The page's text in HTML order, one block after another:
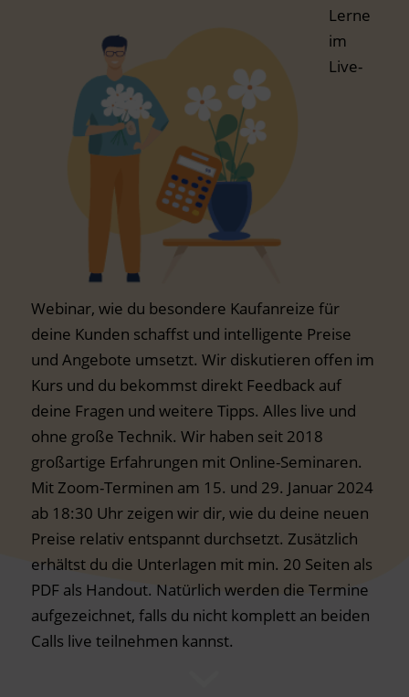
Lerne
im
Live-
Webinar, wie du besondere Kaufanreize für
deine Kunden schaffst und intelligente Preise
und Angebote umsetzt. Wir diskutieren offen im
Kurs und du bekommst direkt Feedback auf
deine Fragen und weitere Tipps. Alles live und
ohne große Technik. Wir haben seit 2018
großartige Erfahrungen mit Online-Seminaren.
Mit Zoom-Terminen am 15. und 29. Januar 2024
ab 18:30 Uhr zeigen wir dir, wie du deine neuen
Preise relativ entspannt durchsetzt. Zusätzlich
erhältst du die Unterlagen mit min. 20 Seiten als
PDF als Handout. Natürlich werden die Termine
aufgezeichnet, falls du nicht komplett an beiden
Calls live teilnehmen kannst.